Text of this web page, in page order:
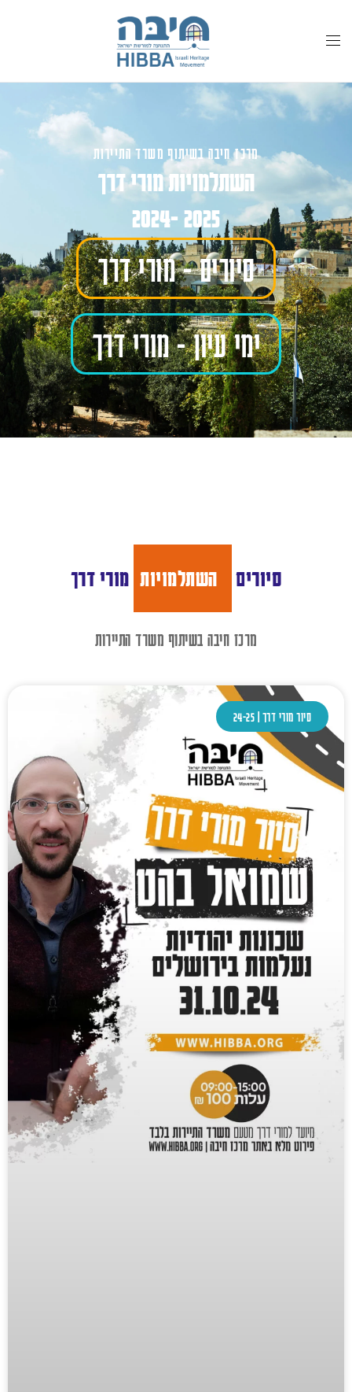
מרכז חיבה בשיתוף משרד התיירות
השתלמויות מורי דרך
2025 -2024
סיורים - מורי דרך
ימי עיון - מורי דרך
סיורים השתלמויות מורי דרך
מרכז חיבה בשיתוף משרד התיירות​
סיור מורי דרך | 24-25